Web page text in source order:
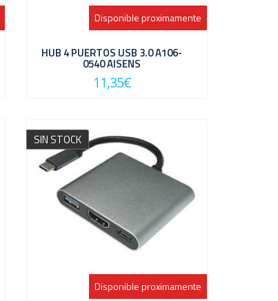
HUB 4 PUERTOS USB 3.0 A106-
0540 AISENS
11,35€
Disponible proximamente
SIN STOCK
Disponible proximamente